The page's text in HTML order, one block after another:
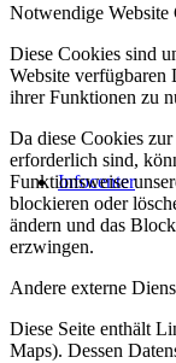
Infocenter
Notwendige Website
Diese Cookies sind
Website verfügbaren
ihrer Funktionen zu
Da diese Cookies
erforderlich sind,
Funktionsweise
blockieren oder
ändern und das
erzwingen.
Andere externe
Diese Seite enthält
Maps). Dessen